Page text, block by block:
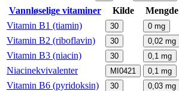
Vannløselige vitaminer
Kilde Mengde
Vitamin B1 (tiamin) 30 0 mg
Vitamin B2 (riboflavin)
30 0,02 mg
Vitamin B3 (niacin)
30 0,1 mg
Niacinekvivalenter MI0421 0,1 mg
Vitamin B6 (pyridoksin)
30 0,03 mg